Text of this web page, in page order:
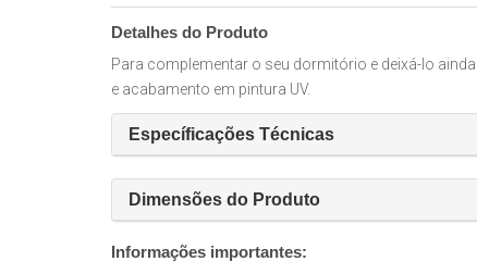
Detalhes do Produto
Para complementar o seu dormitório e deixá-lo
e acabamento em pintura UV.
Específicações Técnicas
Dimensões do Produto
Informações importantes: